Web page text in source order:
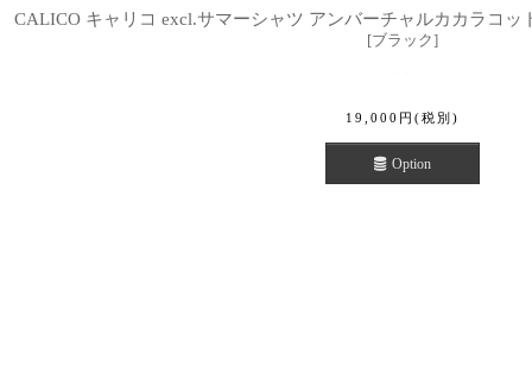
CALICO キャリコ excl.サマーシャツ アンバーチャルカカラコッ
[ブラック]
19,000 円 (税別)
Option